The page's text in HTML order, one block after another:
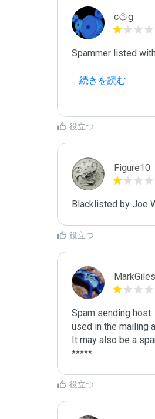
c۞g
Spammer listed
... 続きを読む
役立つ
Figure10
Blacklisted by Joe
役立つ
MarkGiles
Spam sending
used in the mailing
It may also be a
役立つ